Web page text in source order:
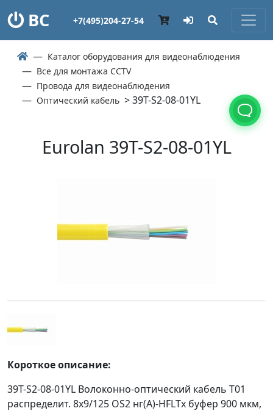
ВС +7(495)204-27-54
Каталог оборудования для видеонаблюдения
Все для монтажа CCTV
Провода для видеонаблюдения
Оптический кабель > 39T-S2-08-01YL
Eurolan 39T-S2-08-01YL
Короткое описание:
39T-S2-08-01YL Волоконно-оптический кабель Т01
распределит. 8x9/125 OS2 нг(А)-HFLTx буфер 900 мкм,